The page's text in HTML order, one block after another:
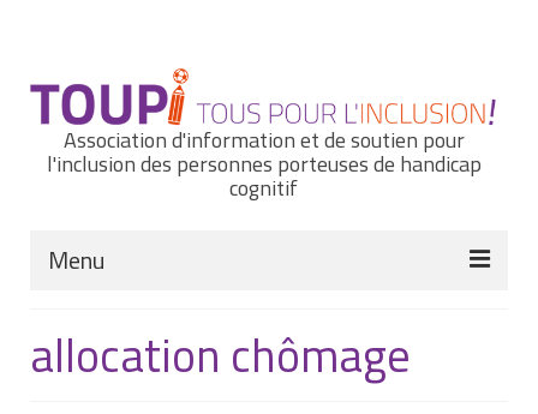
Association d'information et de soutien pour
l'inclusion des personnes porteuses de handicap
cognitif
Menu
Nous connaître
allocation chômage